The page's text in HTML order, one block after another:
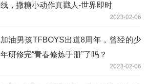
线，撒糖小动作真戳人-世界即时
2023-02-06
加油男孩TFBOYS出道8周年，曾经的少
年研修完“青春修炼手册”了吗？
2023-02-06